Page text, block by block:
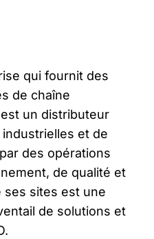
qui fournit des
de chaîne
un distributeur
et de
des opérations
de qualité et
ses sites est une
de solutions et